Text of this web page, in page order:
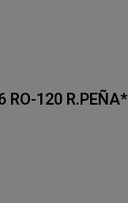
RO-120 R.PEÑA*